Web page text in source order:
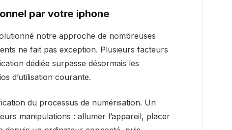
par votre iphone
notre approche de nombreuses
ne fait pas exception. Plusieurs facteurs
dédiée surpasse désormais les
d’utilisation courante.
du processus de numérisation. Un
manipulations : allumer l’appareil, placer